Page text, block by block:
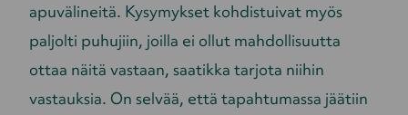
apuvälineitä. Kysymykset kohdistuivat myös
paljolti puhujiin, joilla ei ollut mahdollisuutta
ottaa näitä vastaan, saatikka tarjota niihin
vastauksia. On selvää, että tapahtumassa jäätiin